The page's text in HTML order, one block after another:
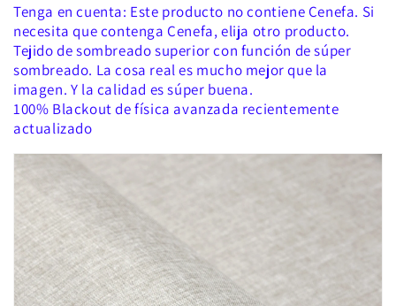
Tenga en cuenta: Este producto no contiene Cenefa. Si
necesita que contenga Cenefa, elija otro producto.
Tejido de sombreado superior con función de súper
sombreado. La cosa real es mucho mejor que la
imagen. Y la calidad es súper buena.
100% Blackout de física avanzada recientemente
actualizado